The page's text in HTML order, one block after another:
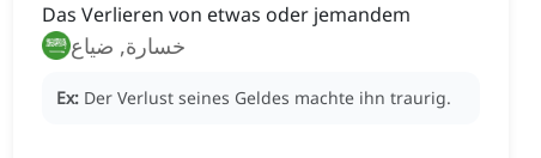
Das Verlieren von etwas oder jemandem
خسارة, ضياع
Ex: Der Verlust seines Geldes machte ihn traurig.